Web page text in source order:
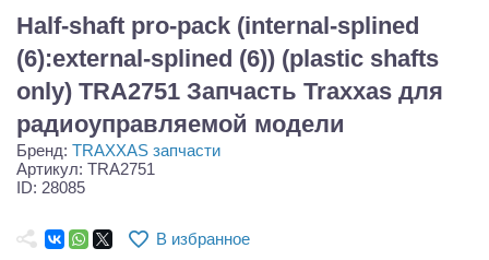
Запчасти и аксессуары
Игрушки
Самолеты
Квадрокоптеры
Half-shaft pro-pack (internal-splined
(6):external-splined (6)) (plastic shafts
only) TRA2751 Запчасть Traxxas для
радиоуправляемой модели
Бренд: TRAXXAS запчасти
Артикул: TRA2751
ID: 28085
В избранное